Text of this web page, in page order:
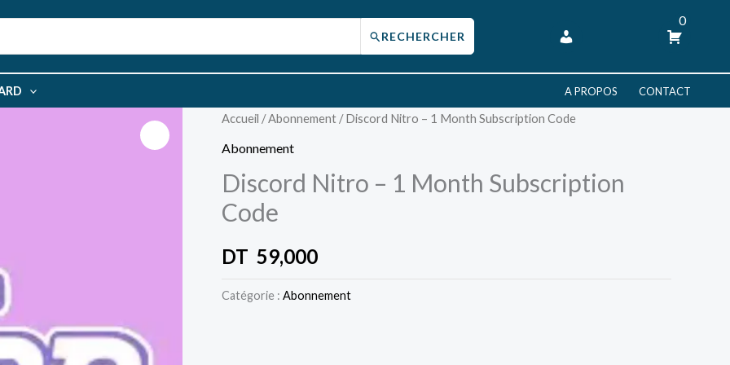
0
A PROPOS CONTACT
Accueil /Abonnement / Discord Nitro – 1 Month Subscription Code
Abonnement
Discord Nitro – 1 Month Subscription
Code
DT 59,000
Catégorie : Abonnement